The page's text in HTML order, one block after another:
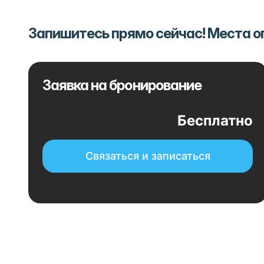
Запишитесь прямо сейчас! Места
Заявка на бронирование
Бесплатно
Связаться и записаться